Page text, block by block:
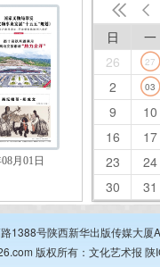
月01日
 
日 一
26
27
2 03
9
10
16
17
23
24
30
31
1388号陕西新华出版传媒大
版权所有：文化艺术报 陕